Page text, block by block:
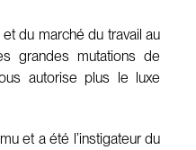
du marché du travail au
grandes mutations de
autorise plus le luxe
et a été l’instigateur du